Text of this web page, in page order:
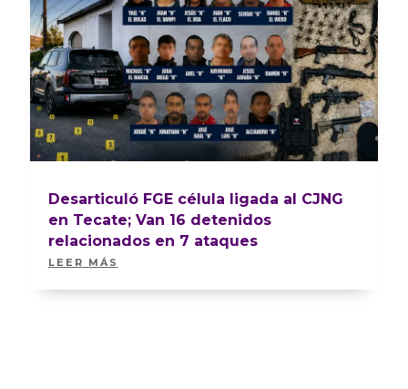
Desarticuló FGE célula ligada al CJNG
en Tecate; Van 16 detenidos
relacionados en 7 ataques
LEER MÁS